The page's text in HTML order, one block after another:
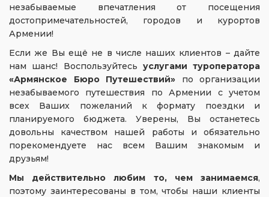
незабываемые впечатления от посещения
достопримечательностей, городов и курортов
Армении!
Если же Вы ещё не в числе наших клиентов – дайте
нам шанс! Воспользуйтесь услугами туроператора
«Армянское Бюро Путешествий» по организации
незабываемого путешествия по Армении с учетом
всех Ваших пожеланий к формату поездки и
планируемого бюджета. Уверены, Вы останетесь
довольны качеством нашей работы и обязательно
порекомендуете нас всем Вашим знакомым и
друзьям!
Мы действительно любим то, чем занимаемся,
поэтому заинтересованы в том, чтобы наши клиенты